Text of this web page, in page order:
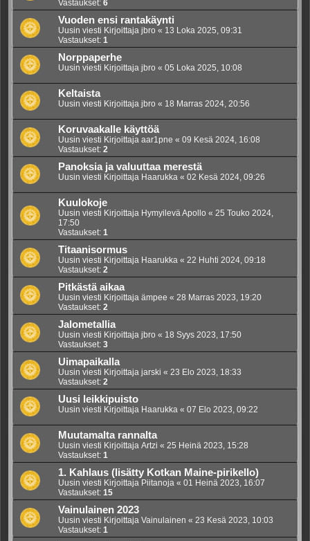
Vastaukset: 6
Vuoden ensi rantakäynti
Uusin viesti Kirjoittaja jbro « 13 Loka 2025, 09:31
Vastaukset: 1
Norppaperhe
Uusin viesti Kirjoittaja jbro « 05 Loka 2025, 10:08
Keltaista
Uusin viesti Kirjoittaja jbro « 18 Marras 2024, 20:56
Koruvaakalle käyttöä
Uusin viesti Kirjoittaja aar1pne « 09 Kesä 2024, 16:08
Vastaukset: 2
Panoksia ja valuuttaa merestä
Uusin viesti Kirjoittaja Haarukka « 02 Kesä 2024, 09:26
Kuulokoje
Uusin viesti Kirjoittaja Hymyilevä Apollo « 25 Touko 2024,
17:50
Vastaukset: 1
Titaanisormus
Uusin viesti Kirjoittaja Haarukka « 22 Huhti 2024, 09:18
Vastaukset: 2
Pitkästä aikaa
Uusin viesti Kirjoittaja ämpee « 28 Marras 2023, 19:20
Vastaukset: 2
Jalometallia
Uusin viesti Kirjoittaja jbro « 18 Syys 2023, 17:50
Vastaukset: 3
Uimapaikalla
Uusin viesti Kirjoittaja jarski « 23 Elo 2023, 18:33
Vastaukset: 2
Uusi leikkipuisto
Uusin viesti Kirjoittaja Haarukka « 07 Elo 2023, 09:22
Muutamalta rannalta
Uusin viesti Kirjoittaja Artzi « 25 Heinä 2023, 15:28
Vastaukset: 1
1. Kahlaus (lisätty Kotkan Maine-pirikello)
Uusin viesti Kirjoittaja Piitanoja « 01 Heinä 2023, 16:07
Vastaukset: 15
Vainulainen 2023
Uusin viesti Kirjoittaja Vainulainen « 23 Kesä 2023, 10:03
Vastaukset: 1